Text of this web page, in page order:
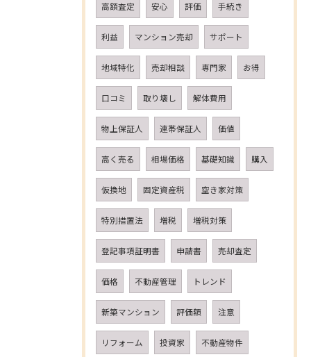
高額査定 安心 評価 手続き
利益 マンション売却 サポート
地域特化 売却相談 専門家 お得
口コミ 取り壊し 解体費用
物上保証人 連帯保証人 価値
高く売る 相場価格 基礎知識 購入
仮換地 固定資産税 空き家対策
特別措置法 増税 増税対策
登記事項証明書 申請書 売却査定
価格 不動産管理 トレンド
新築マンション 評価額 注意
リフォーム 投資家 不動産物件